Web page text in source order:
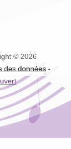
© 2026
des données-